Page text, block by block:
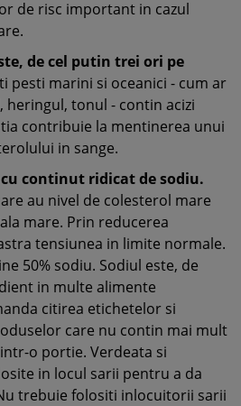
de risc important in cazul
de cel putin trei ori pe
pesti marini si oceanici - cum ar
tonul - contin acizi
contribuie la mentinerea unui
in sange.
continut ridicat de sodiu.
au nivel de colesterol mare
mare. Prin reducerea
tensiunea in limite normale.
50% sodiu. Sodiul este, de
in multe alimente
citirea etichetelor si
care nu contin mai mult
o portie. Verdeata si
in locul sarii pentru a da
trebuie folositi inlocuitorii sarii